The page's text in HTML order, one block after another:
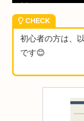
CHECK
初心者の方は、
です😊